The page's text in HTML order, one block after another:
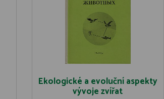
Ekologické a evoluční aspekty
vývoje zvířat